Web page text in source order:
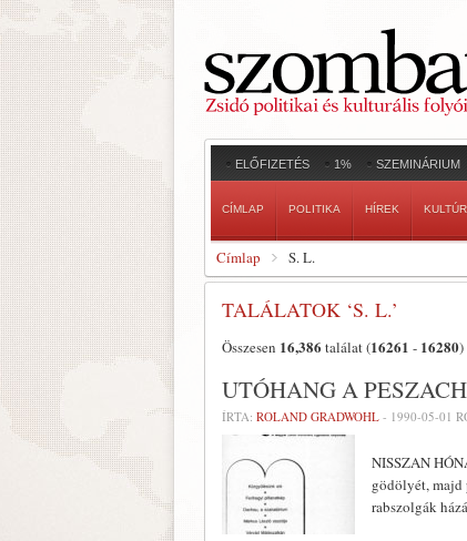
ELŐFIZETÉS 1% SZEMINÁRIUM
CÍMLAP POLITIKA HÍREK
Címlap S. L.
TALÁLATOK ‘S. L.’
Összesen 16,386 találat (16261 - 16280)
UTÓHANG A
ÍRTA: ROLAND GRADWOHL - 1990-05-01
NISSZAN
gö­dölyét,
rabszolgák